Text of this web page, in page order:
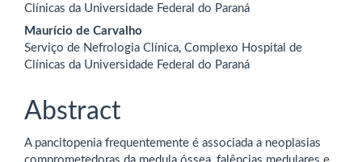
Clínicas da Universidade Federal do Paraná
Maurício de Carvalho
Serviço de Nefrologia Clínica, Complexo Hospital de
Clínicas da Universidade Federal do Paraná
Abstract
A pancitopenia frequentemente é associada a neoplasias